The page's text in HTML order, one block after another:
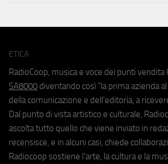
ETICA
RadioCoop, musica e voce dei punti
SA8000 diventando così "la prima azienda
della comunicazione e dell'editoria, a
Dal punto di vista artistico e culturale,
ascolta tutto quello che viene inviato in
recensisce, e in alcuni casi, chiede
Radiocoop sostiene l'arte, la cultura e la